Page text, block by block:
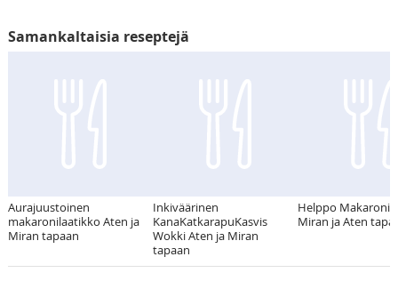
Samankaltaisia reseptejä
Aurajuustoinen
makaronilaatikko Aten ja
Miran tapaan
Inkiväärinen
KanaKatkarapuKasvis
Wokki Aten ja Miran
tapaan
Helppo
Miran ja Aten